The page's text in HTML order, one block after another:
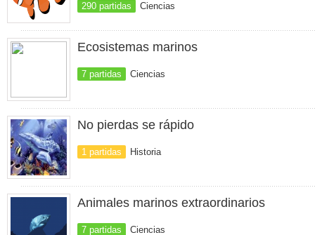
290 partidas Ciencias
Ecosistemas marinos
7 partidas Ciencias
No pierdas se rápido
1 partidas Historia
Animales marinos extraordinarios
7 partidas Ciencias